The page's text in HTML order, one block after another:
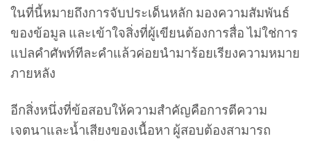
ในที่นี้หมายถึงการจับประเด็นหลัก มองความสัมพันธ์
ของข้อมูล และเข้าใจสิ่งที่ผู้เขียนต้องการสื่อ ไม่ใช่การ
แปลคำศัพท์ทีละคำแล้วค่อยนำมาร้อยเรียงความหมาย
ภายหลัง
อีกสิ่งหนึ่งที่ข้อสอบให้ความสำคัญคือการตีความ
เจตนาและน้ำเสียงของเนื้อหา ผู้สอบต้องสามารถ